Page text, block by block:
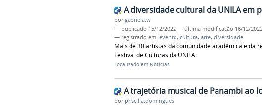
A diversidade cultural da UNILA em
porgabriela.w
— publicado 15/12/2022 — última modificação 16/12/
— registrado em: evento, cultura, arte, diversidade
Mais de 30 artistas da comunidade acadêmica e da
Festival de Culturas da UNILA
Localizado em Notícias
A trajetória musical de Panambi ao
por priscilla.domingues